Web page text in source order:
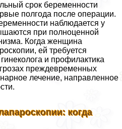
срок беременности
полгода после операции.
наблюдается у
при полноценной
Когда женщина
ей требуется
и профилактика
преждевременных
лечение, направленное
когда